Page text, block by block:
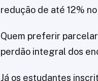
redução de até 12%
Quem preferir
perdão integral dos
Já os estudantes